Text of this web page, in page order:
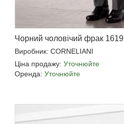
Чорний чоловічий фрак 1619
Виробник: CORNELIANI
Ціна продажу: Уточнюйте
Оренда: Уточнюйте